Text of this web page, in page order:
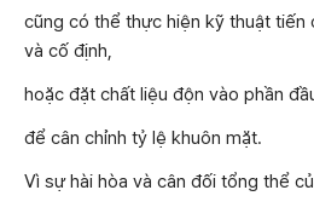
cũng có thể thực hiện kỹ thuật
và cố định,
hoặc đặt chất liệu độn vào phần
để cân chỉnh tỷ lệ khuôn mặt.
Vì sự hài hòa và cân đối tổng thể